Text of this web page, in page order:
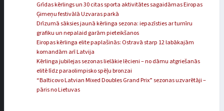
Grīdas kērlings un 30 citas sporta aktivitātes sagaidāmas Eiropas
Ģimeņu festivālā Uzvaras parkā
Drīzumā sāksies jaunā kērlinga sezona: iepazīsties ar turnīru
grafiku un nepalaid garām pieteikšanos
Eiropas kērlinga elite paplašinās: Ostravā starp 12 labākajām
komandām arī Latvija
Kērlinga jubilejas sezonas lielākie lēcieni – no dāmu atgriešanās
elitē līdz paraolimpisko spēļu bronzai
“Balticovo Latvian Mixed Doubles Grand Prix” sezonas uzvarētāji –
pāris no Lietuvas